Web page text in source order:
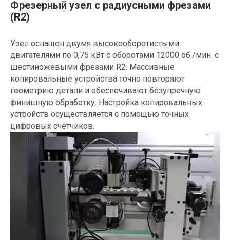
Фрезерный узел с радиусными фрезами
(R2)
Узел оснащен двумя высокооборотистыми
двигателями по 0,75 кВт с оборотами 12000 об./мин. с
шестиножевыми фрезами R2. Массивные
копировальные устройства точно повторяют
геометрию детали и обеспечивают безупречную
финишную обработку. Настройка копировальных
устройств осуществляется с помощью точных
цифровых счетчиков.